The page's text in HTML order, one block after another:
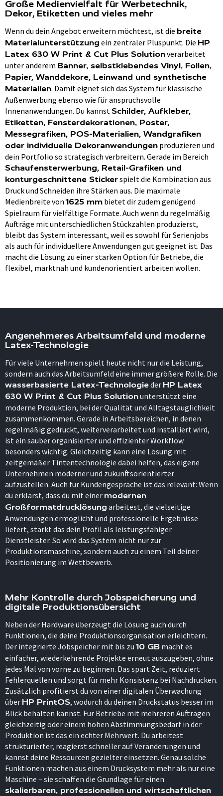
Große Medienvielfalt für Werbetechnik,
Dekor, Etiketten und vieles mehr
Wenn du dein Angebot erweitern möchtest, ist die breite
Materialunterstützung ein zentraler Pluspunkt. Die HP
Latex 630 W Print & Cut Plus Solutionverarbeitet
unter anderem Banner, selbstklebendes Vinyl, Folien,
Papier, Wanddekore, Leinwand und synthetische
Materialien. Damit eignet sich das System für klassische
Außenwerbung ebenso wie für anspruchsvolle
Innenanwendungen. Du kannstSchilder, Aufkleber,
Etiketten, Fensterdekorationen, Poster,
Messegrafiken, POS-Materialien, Wandgrafiken
oder individuelle Dekoranwendungen produzieren und
dein Portfolio so strategisch verbreitern. Gerade im Bereich
Schaufensterwerbung, Retail-Grafiken und
konturgeschnittene Stickerspielt die Kombination aus
Druck und Schneiden ihre Stärken aus. Die maximale
Medienbreite von1625 mm bietet dir zudem genügend
Spielraum für vielfältige Formate. Auch wenn du regelmäßig
Aufträge mit unterschiedlichen Stückzahlen produzierst,
bleibt das System interessant, weil es sowohl für Serienjobs
als auch für individuellere Anwendungen gut geeignet ist. Das
macht die Lösung zu einer starken Option für Betriebe, die
flexibel, marktnah und kundenorientiert arbeiten wollen.
Angenehmeres Arbeitsumfeld und moderne
Latex-Technologie
Für viele Unternehmen spielt heute nicht nur die Leistung,
sondern auch das Arbeitsumfeld eine immer größere Rolle. Die
wasserbasierte Latex-Technologieder HP Latex
630 W Print & Cut Plus Solutionunterstützt eine
moderne Produktion, bei der Qualität und Alltagstauglichkeit
zusammenkommen. Gerade in Arbeitsbereichen, in denen
regelmäßig gedruckt, weiterverarbeitet und installiert wird,
ist ein sauber organisierter und effizienter Workflow
besonders wichtig. Gleichzeitig kann eine Lösung mit
zeitgemäßer Tintentechnologie dabei helfen, das eigene
Unternehmen moderner und zukunftsorientierter
aufzustellen. Auch für Kundengespräche ist das relevant: Wenn
du erklärst, dass du mit einer modernen
Großformatdrucklösung arbeitest, die vielseitige
Anwendungen ermöglicht und professionelle Ergebnisse
liefert, stärkt das dein Profil als leistungsfähiger
Dienstleister. So wird das System nicht nur zur
Produktionsmaschine, sondern auch zu einem Teil deiner
Positionierung im Wettbewerb.
Mehr Kontrolle durch Jobspeicherung und
digitale Produktionsübersicht
Neben der Hardware überzeugt die Lösung auch durch
Funktionen, die deine Produktionsorganisation erleichtern.
Der integrierte Jobspeicher mit bis zu 10 GB macht es
einfacher, wiederkehrende Projekte erneut auszugeben, ohne
jedes Mal von vorne zu beginnen. Das spart Zeit, reduziert
Fehlerquellen und sorgt für mehr Konsistenz bei Nachdrucken.
Zusätzlich profitierst du von einer digitalen Überwachung
über HP PrintOS, wodurch du deinen Druckstatus besser im
Blick behalten kannst. Für Betriebe mit mehreren Aufträgen
gleichzeitig oder einem hohen Abstimmungsbedarf in der
Produktion ist das ein echter Mehrwert. Du arbeitest
strukturierter, reagierst schneller auf Veränderungen und
kannst deine Ressourcen gezielter einsetzen. Genau solche
Funktionen machen aus einem Drucksystem mehr als nur eine
Maschine – sie schaffen die Grundlage für einen
skalierbaren, professionellen und wirtschaftlichen